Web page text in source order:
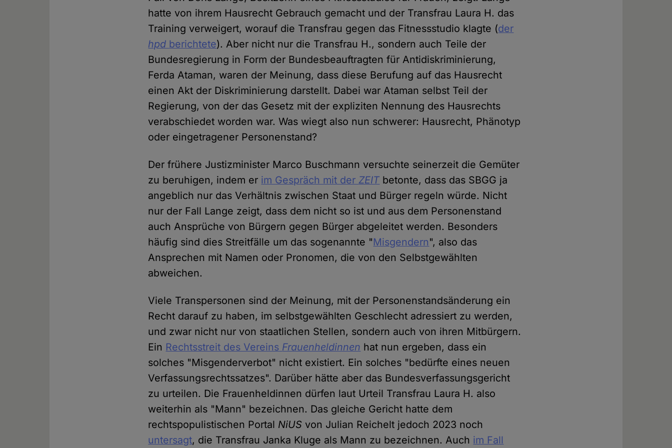
hatte von ihrem Hausrecht Gebrauch gemacht und der Transfrau Laura H. das
Training verweigert, worauf die Transfrau gegen das Fitnessstudio klagte (der
hpd berichtete). Aber nicht nur die Transfrau H., sondern auch Teile der
Bundesregierung in Form der Bundesbeauftragten für Antidiskriminierung,
Ferda Ataman, waren der Meinung, dass diese Berufung auf das Hausrecht
einen Akt der Diskriminierung darstellt. Dabei war Ataman selbst Teil der
Regierung, von der das Gesetz mit der expliziten Nennung des Hausrechts
verabschiedet worden war. Was wiegt also nun schwerer: Hausrecht, Phänotyp
oder eingetragener Personenstand?
Der frühere Justizminister Marco Buschmann versuchte seinerzeit die Gemüter
zu beruhigen, indem er im Gespräch mit derZEIT betonte, dass das SBGG ja
angeblich nur das Verhältnis zwischen Staat und Bürger regeln würde. Nicht
nur der Fall Lange zeigt, dass dem nicht so ist und aus dem Personenstand
auch Ansprüche von Bürgern gegen Bürger abgeleitet werden. Besonders
häufig sind dies Streitfälle um das sogenannte "Misgendern", also das
Ansprechen mit Namen oder Pronomen, die von den Selbstgewählten
abweichen.
Viele Transpersonen sind der Meinung, mit der Personenstandsänderung ein
Recht darauf zu haben, im selbstgewählten Geschlecht adressiert zu werden,
und zwar nicht nur von staatlichen Stellen, sondern auch von ihren Mitbürgern.
Ein Rechtsstreit des Vereins Frauenheldinnen hat nun ergeben, dass ein
solches "Misgenderverbot" nicht existiert. Ein solches "bedürfte eines neuen
Verfassungsrechtssatzes". Darüber hätte aber das Bundesverfassungsgericht
zu urteilen. Die Frauenheldinnen dürfen laut Urteil Transfrau Laura H. also
weiterhin als "Mann" bezeichnen. Das gleiche Gericht hatte dem
rechtspopulistischen Portal NiUSvon Julian Reichelt jedoch 2023 noch
untersagt, die Transfrau Janka Kluge als Mann zu bezeichnen. Auch im Fall